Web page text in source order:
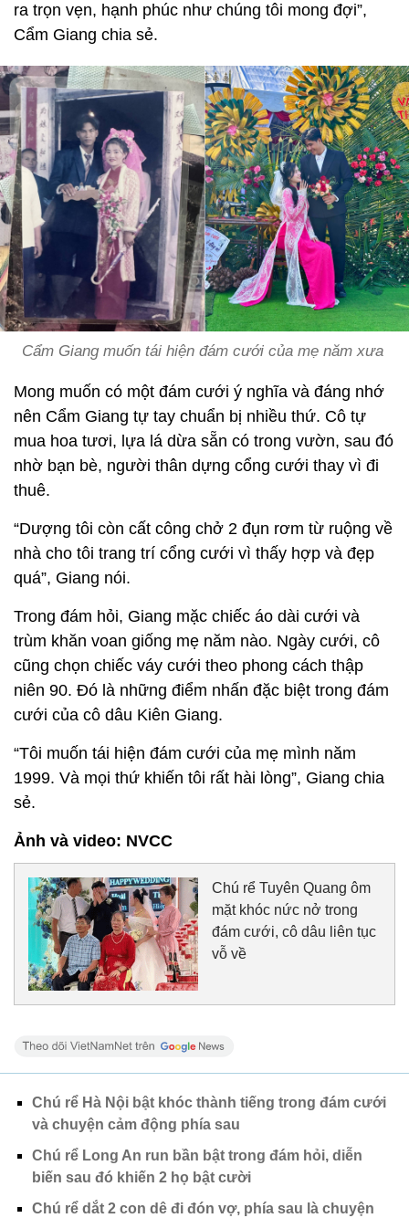
ra trọn vẹn, hạnh phúc như chúng tôi mong đợi”,
Cẩm Giang chia sẻ.
Cẩm Giang muốn tái hiện đám cưới của mẹ năm xưa
Mong muốn có một đám cưới ý nghĩa và đáng nhớ
nên Cẩm Giang tự tay chuẩn bị nhiều thứ. Cô tự
mua hoa tươi, lựa lá dừa sẵn có trong vườn, sau đó
nhờ bạn bè, người thân dựng cổng cưới thay vì đi
thuê.
“Dượng tôi còn cất công chở 2 đụn rơm từ ruộng về
nhà cho tôi trang trí cổng cưới vì thấy hợp và đẹp
quá”, Giang nói.
Trong đám hỏi, Giang mặc chiếc áo dài cưới và
trùm khăn voan giống mẹ năm nào. Ngày cưới, cô
cũng chọn chiếc váy cưới theo phong cách thập
niên 90. Đó là những điểm nhấn đặc biệt trong đám
cưới của cô dâu Kiên Giang.
“Tôi muốn tái hiện đám cưới của mẹ mình năm
1999. Và mọi thứ khiến tôi rất hài lòng”, Giang chia
sẻ.
Ảnh và video: NVCC
Chú rể Tuyên Quang ôm
mặt khóc nức nở trong
đám cưới, cô dâu liên tục
vỗ về
Chú rể Hà Nội bật khóc thành tiếng trong đám cưới
và chuyện cảm động phía sau
Chú rể Long An run bần bật trong đám hỏi, diễn
biến sau đó khiến 2 họ bật cười
Chú rể dắt 2 con dê đi đón vợ, phía sau là chuyện